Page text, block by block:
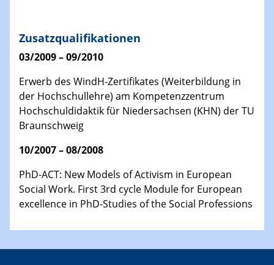
Zusatzqualifikationen
03/2009 – 09/2010
Erwerb des WindH-Zertifikates (Weiterbildung in
der Hochschullehre) am Kompetenzzentrum
Hochschuldidaktik für Niedersachsen (KHN) der TU
Braunschweig
10/2007 – 08/2008
PhD-ACT: New Models of Activism in European
Social Work. First 3rd cycle Module for European
excellence in PhD-Studies of the Social Professions